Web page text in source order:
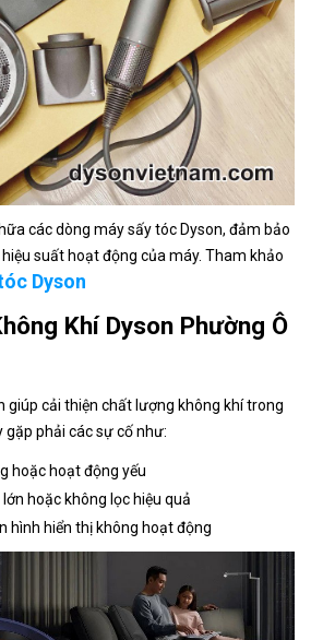
các dòng máy sấy tóc Dyson, đảm bảo
suất hoạt động của máy. Tham khảo
Dyson
Khí Dyson Phường Ô
giúp cải thiện chất lượng không khí trong
gặp phải các sự cố như:
hoặc hoạt động yếu
hoặc không lọc hiệu quả
hình hiển thị không hoạt động